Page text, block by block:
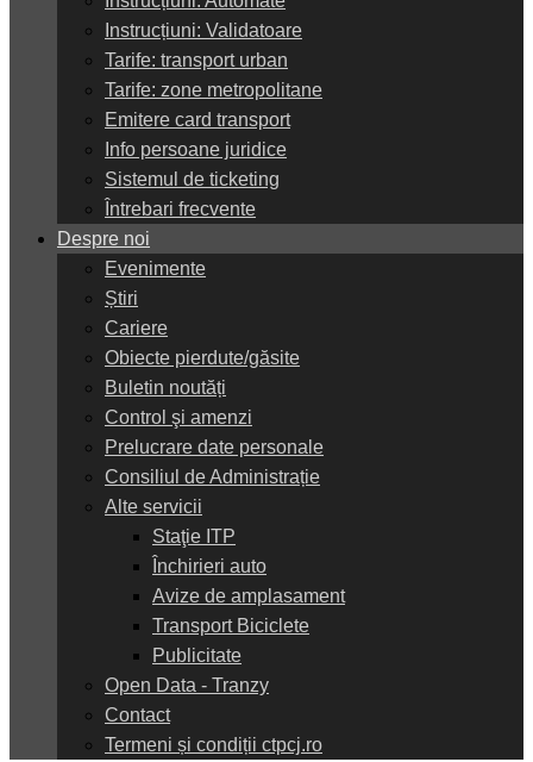
Instrucțiuni: Validatoare
Tarife: transport urban
Tarife: zone metropolitane
Emitere card transport
Info persoane juridice
Sistemul de ticketing
Întrebari frecvente
Despre noi
Evenimente
Știri
Cariere
Obiecte pierdute/găsite
Buletin noutăți
Control şi amenzi
Prelucrare date personale
Consiliul de Administrație
Alte servicii
Staţie ITP
Închirieri auto
Avize de amplasament
Transport Biciclete
Publicitate
Open Data - Tranzy
Contact
Termeni și condiții ctpcj.ro